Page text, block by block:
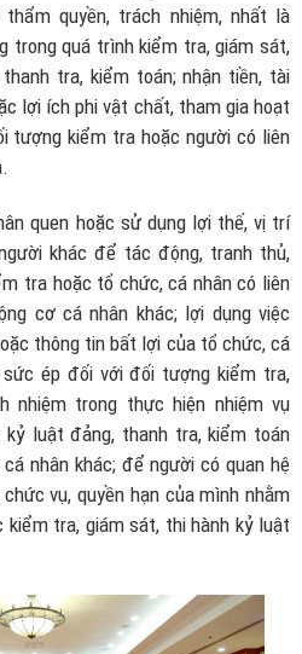
quyền, trách nhiệm, nhất là
trong quá trình kiểm tra, giám sát,
tra, kiểm toán; nhận tiền, tài
lợi ích phi vật chất, tham gia hoạt
tượng kiểm tra hoặc người có liên
quen hoặc sử dụng lợi thế, vị trí
khác để tác động, tranh thủ,
tra hoặc tổ chức, cá nhân có liên
cơ cá nhân khác; lợi dụng việc
thông tin bất lợi của tổ chức, cá
ép đối với đối tượng kiểm tra,
nhiệm trong thực hiện nhiệm vụ
luật đảng, thanh tra, kiểm toán
nhân khác; để người có quan hệ
vụ, quyền hạn của mình nhằm
kiểm tra, giám sát, thi hành kỷ luật